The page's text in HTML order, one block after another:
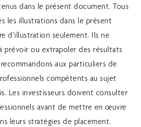
dans le présent document. Tous
les illustrations dans le présent
d’illustration seulement. Ils ne
prévoir ou extrapoler des résultats
aux particuliers de
compétents au sujet
Les investisseurs doivent consulter
avant de mettre en œuvre
leurs stratégies de placement.